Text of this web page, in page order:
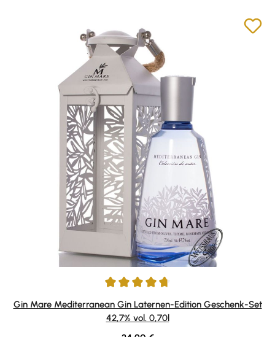
Durchschnittliche Bewertung von 4.81 von 5 Sternen
Gin Mare Mediterranean Gin Laternen-Edition Geschenk-Set
42,7% vol. 0,70l